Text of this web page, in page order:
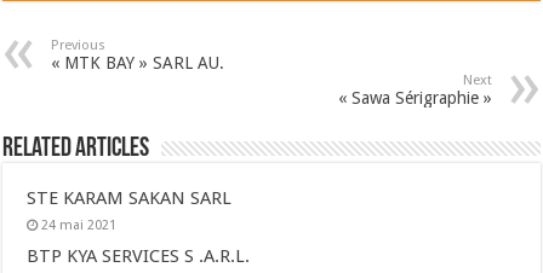
Previous
« MTK BAY » SARL AU.
Next
« Sawa Sérigraphie »
Related Articles
STE KARAM SAKAN SARL
24 mai 2021
BTP KYA SERVICES S .A.R.L.